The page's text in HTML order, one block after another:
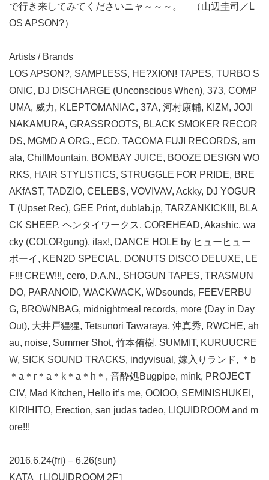
で行き来してみてくださいニャ～～～。 （山辺圭司／L
OS APSON?）
Artists / Brands
LOS APSON?, SAMPLESS, HE?XION! TAPES, TURBO S
ONIC, DJ DISCHARGE (Unconscious When), 373, COMP
UMA, 威力, KLEPTOMANIAC, 37A, 河村康輔, KIZM, JOJI
NAKAMURA, GRASSROOTS, BLACK SMOKER RECOR
DS, MGMD A ORG., ECD, TACOMA FUJI RECORDS, am
ala, ChillMountain, BOMBAY JUICE, BOOZE DESIGN WO
RKS, HAIR STYLISTICS, STRUGGLE FOR PRIDE, BRE
AKfAST, TADZIO, CELEBS, VOVIVAV, Ackky, DJ YOGUR
T (Upset Rec), GEE Print, dublab.jp, TARZANKICK!!!, BLA
CK SHEEP, ヘンタイワークス, COREHEAD, Akashic, wa
cky (COLORgung), ifax!, DANCE HOLE by ヒューヒュー
ボーイ, KEN2D SPECIAL, DONUTS DISCO DELUXE, LE
F!!! CREW!!!, cero, D.A.N., SHOGUN TAPES, TRASMUN
DO, PARANOID, WACKWACK, WDsounds, FEEVERBU
G, BROWNBAG, midnightmeal records, more (Day in Day
Out), 大井戸猩猩, Tetsunori Tawaraya, 沖真秀, RWCHE, ah
au, noise, Summer Shot, 竹本侑樹, SUMMIT, KURUUCRE
W, SICK SOUND TRACKS, indyvisual, 嫁入りランド, ＊b
＊a＊r＊a＊k＊a＊h＊, 音酔処Bugpipe, mink, PROJECT
CIV, Mad Kitchen, Hello it’s me, OOIOO, SEMINISHUKEI,
KIRIHITO, Erection, san judas tadeo, LIQUIDROOM and m
ore!!!
2016.6.24(fri) – 6.26(sun)
KATA［LIQUIDROOM 2F］